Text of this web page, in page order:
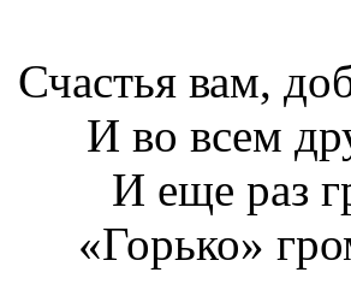
Счастья вам,
И во всем
И еще раз
«Горько»